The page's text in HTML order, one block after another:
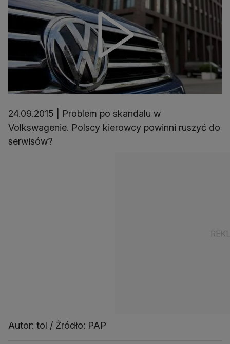
24.09.2015 | Problem po skandalu w
Volkswagenie. Polscy kierowcy powinni ruszyć do
serwisów?
Autor: tol / Źródło: PAP